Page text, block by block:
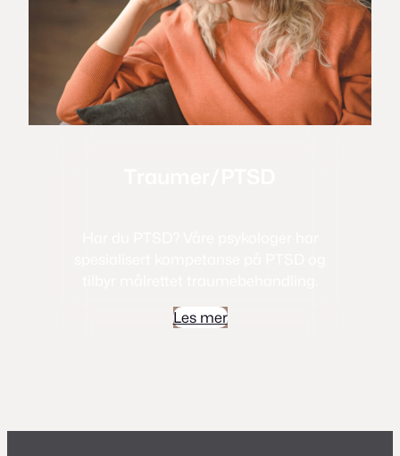
Les mer